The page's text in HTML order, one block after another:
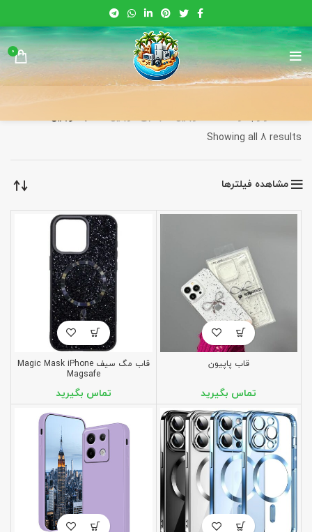
0
Showing all 8 results
مشاهده فیلترها
قاب پاپیون
قاب مگ سیف Magic Mask iPhone
Magsafe